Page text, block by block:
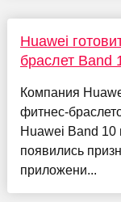
Huawei
браслет Band
Компания
фитнес-
Huawei Band
появились
приложени...